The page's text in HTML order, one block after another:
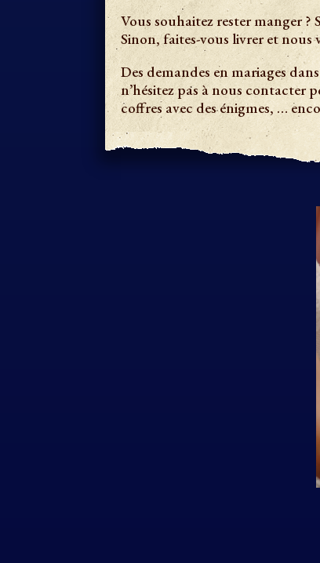
Vous souhaitez rester manger
Sinon, faites-vous livrer et nous
Des demandes en mariages
n’hésitez pas à nous contacter
coffres avec des énigmes, …